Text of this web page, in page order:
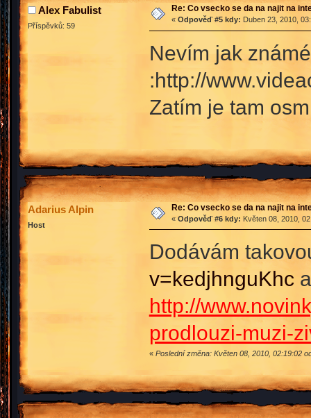
Alex Fabulist
Příspěvků: 59
Re: Co vsecko se da na najit na
« Odpověď #5 kdy: Duben 23, 2010,
Nevím jak
:http://
Zatím je tam
Adarius Alpin
Host
Re: Co vsecko se da na najit na
« Odpověď #6 kdy: Květen 08, 2010,
Dodávám
v=kedjhnguKhc
http://
prodlouzi-muzi-
« Poslední změna: Květen 08, 2010, 02:19:02